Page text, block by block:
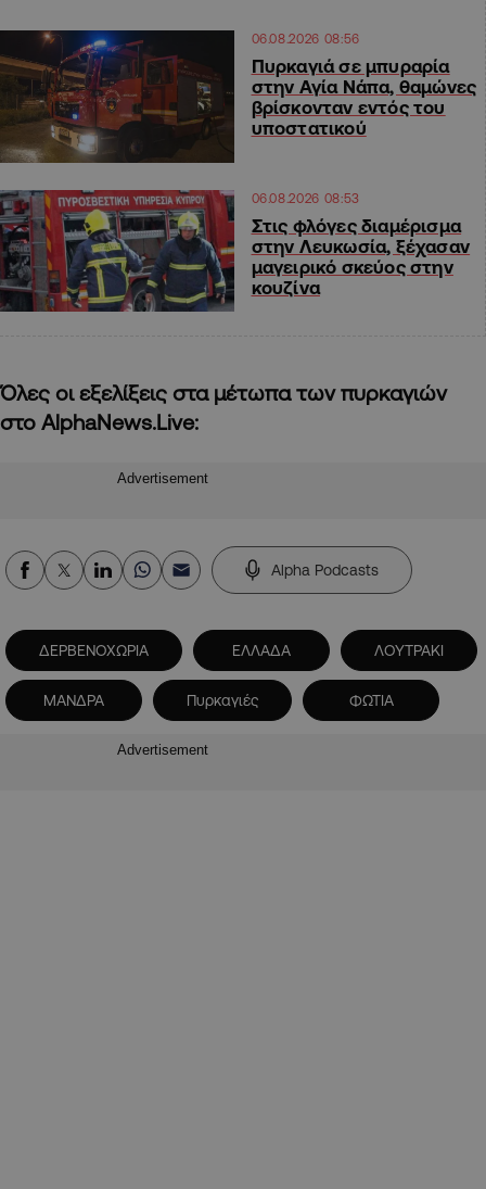
06.08.2026 08:56
Πυρκαγιά σε μπυραρία
στην Αγία Νάπα, θαμώνες
βρίσκονταν εντός του
υποστατικού
06.08.2026 08:53
Στις φλόγες διαμέρισμα
στην Λευκωσία, ξέχασαν
μαγειρικό σκεύος στην
κουζίνα
Όλες οι εξελίξεις στα μέτωπα των πυρκαγιών
στο AlphaNews.Live:
Advertisement
Alpha Podcasts
ΔΕΡΒΕΝΟΧΩΡΙΑ ΕΛΛΑΔΑ ΛΟΥΤΡΑΚΙ
ΜΑΝΔΡΑ Πυρκαγιές ΦΩΤΙΑ
Advertisement